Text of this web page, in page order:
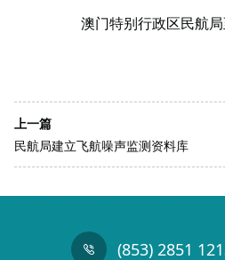
澳门特别行政区民航
上一篇
民航局建立飞航噪声监测资料库
(853) 2851